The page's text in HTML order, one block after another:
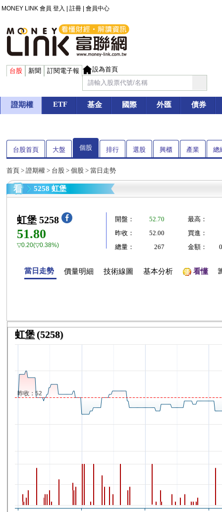
MONEY LINK 會員 登入 註冊 會員中心
台股 新聞 訂閱電子報 設為首頁
證期權 ETF 基金 國際 外匯 債券
台股首頁 大盤 個股 排行 選股 興櫃 產業 總
首頁 > 證期權 > 台股 > 個股 > 當日走勢
5258 虹堡
虹堡 5258
51.80
▽0.20(▽0.38%)
開盤： 52.70
最高：
昨收：
52.00
買進：
總量：
267 金額：
當日走勢 價量明細 技術線圖 基本分析 看懂